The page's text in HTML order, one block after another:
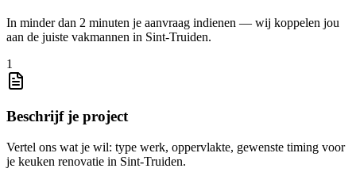
In minder dan 2 minuten je aanvraag indienen — wij koppelen jou
aan de juiste vakmannen in Sint-Truiden.
1
Beschrijf je project
Vertel ons wat je wil: type werk, oppervlakte, gewenste timing voor
je keuken renovatie in Sint-Truiden.